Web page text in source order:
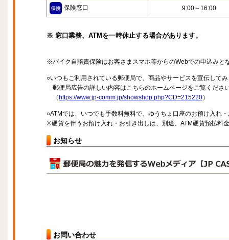
保険窓口 9:00～16:00
※ 窓口業務、ATMを一時休止する場合があります。
※バイク自賠責保険はお客さまスマホ等からのWebでの申込みと
○いつもご利用されている郵便局で、商品やサービスを宣伝して
郵便局広告の詳しい内容はこちらのホームページをご覧くださ
（ https://www.jp-comm.jp/showshop.php?CD=215220）
○ATMでは、いつでも手数料無料で、ゆうちょ口座のお預け入れ
※硬貨を伴うお預け入れ・お引き出しは、別途、ATM硬貨預払料
お知らせ
お問い合わせ